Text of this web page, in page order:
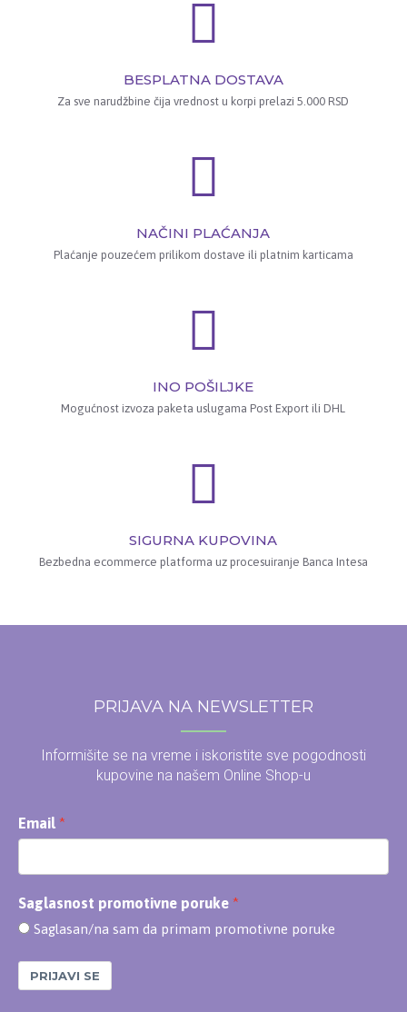
BESPLATNA DOSTAVA
Za sve narudžbine čija vrednost u korpi prelazi 5.000 RSD
NAČINI PLAĆANJA
Plaćanje pouzećem prilikom dostave ili platnim karticama
INO POŠILJKE
Mogućnost izvoza paketa uslugama Post Export ili DHL
SIGURNA KUPOVINA
Bezbedna ecommerce platforma uz procesuiranje Banca Intesa
PRIJAVA NA NEWSLETTER
Informišite se na vreme i iskoristite sve pogodnosti
kupovine na našem Online Shop-u
Email
Saglasnost promotivne poruke
Saglasan/na sam da primam promotivne poruke
PRIJAVI SE